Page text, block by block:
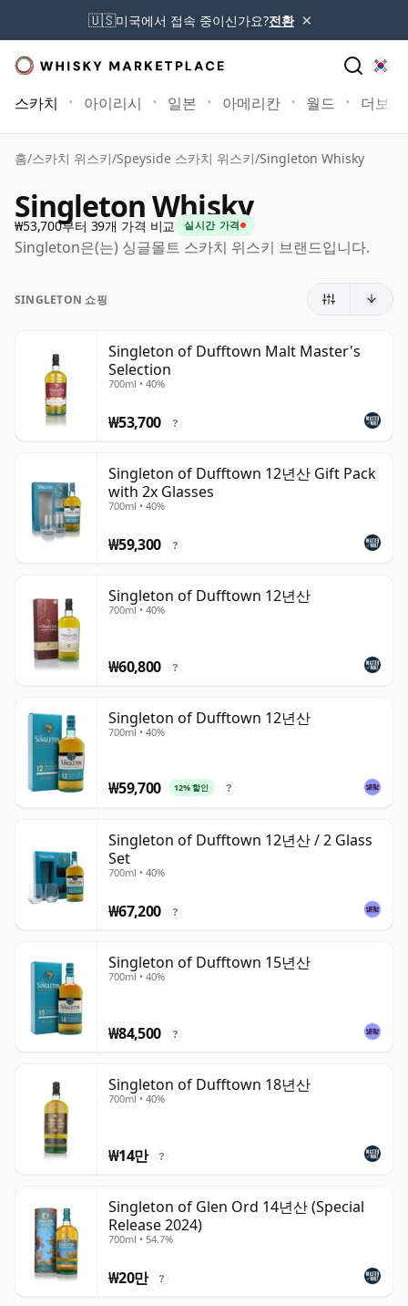
🇺🇸미국에서 접속 중이신가요?전환 ×
스카치 아이리시 일본 아메리칸 월드 더보기
홈/스카치 위스키/Speyside 스카치 위스키/Singleton Whisky
Singleton Whisky
₩53,700부터 39개 가격 비교 실시간 가격
Singleton은(는) 싱글몰트 스카치 위스키 브랜드입니다.
SINGLETON 쇼핑
Singleton of Dufftown Malt Master's
Selection
700ml • 40%
₩53,700 ?
Singleton of Dufftown 12년산 Gift Pack
with 2x Glasses
700ml • 40%
₩59,300 ?
Singleton of Dufftown 12년산
700ml • 40%
₩60,800 ?
Singleton of Dufftown 12년산
700ml • 40%
₩59,700 12% 할인 ?
Singleton of Dufftown 12년산 / 2 Glass
Set
700ml • 40%
₩67,200 ?
Singleton of Dufftown 15년산
700ml • 40%
₩84,500 ?
Singleton of Dufftown 18년산
700ml • 40%
₩14만 ?
Singleton of Glen Ord 14년산 (Special
Release 2024)
700ml • 54.7%
₩20만 ?